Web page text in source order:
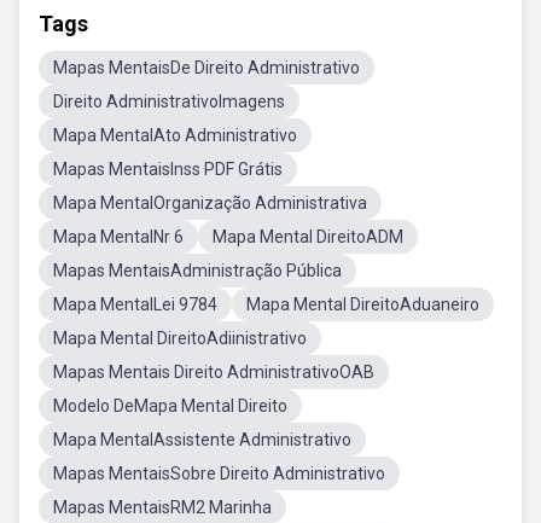
Tags
Mapas MentaisDe Direito Administrativo
Direito AdministrativoImagens
Mapa MentalAto Administrativo
Mapas MentaisInss PDF Grátis
Mapa MentalOrganização Administrativa
Mapa MentalNr 6
Mapa Mental DireitoADM
Mapas MentaisAdministração Pública
Mapa MentalLei 9784
Mapa Mental DireitoAduaneiro
Mapa Mental DireitoAdiinistrativo
Mapas Mentais Direito AdministrativoOAB
Modelo DeMapa Mental Direito
Mapa MentalAssistente Administrativo
Mapas MentaisSobre Direito Administrativo
Mapas MentaisRM2 Marinha